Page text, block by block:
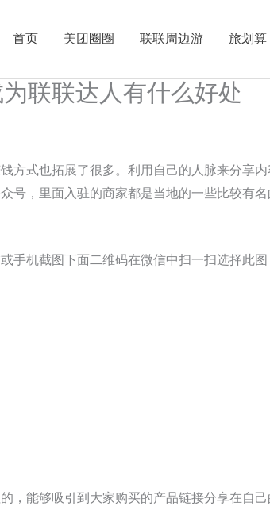
首页 美团圈圈 联联周边游 旅划算
联联达人有什么好处
方式也拓展了很多。利用自己的人脉来分享
号，里面入驻的商家都是当地的一些比较有
手机截图下面二维码在微信中扫一扫选择此图
，能够吸引到大家购买的产品链接分享在自